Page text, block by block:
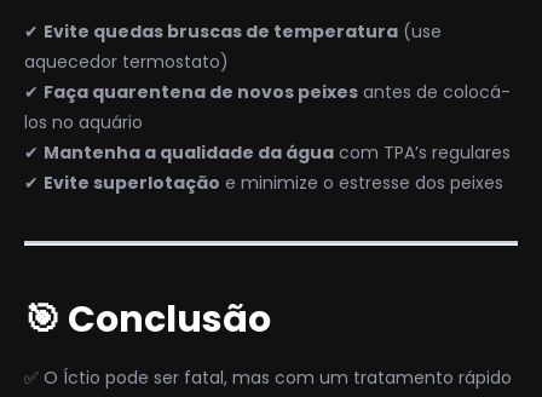
✔ Evite quedas bruscas de temperatura (use
aquecedor termostato)
✔ Faça quarentena de novos peixes antes de colocá-
los no aquário
✔ Mantenha a qualidade da água com TPA’s regulares
✔ Evite superlotação e minimize o estresse dos peixes
🎯 Conclusão
✅ O Íctio pode ser fatal, mas com um tratamento rápido